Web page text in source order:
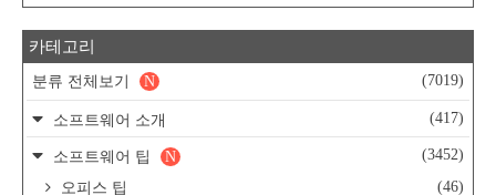
카테고리
분류 전체보기 (7019)
N
소프트웨어 소개 (417)
소프트웨어 팁 (3452)
N
오피스 팁
(46)